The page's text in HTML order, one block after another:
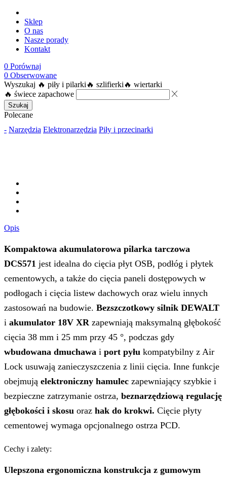
Sklep
O nas
Nasze porady
Kontakt
0 Porównaj
0 Obserwowane
Wyszukaj 🔥 piły i pilarki 🔥 szlifierki 🔥 wiertarki
🔥 świece zapachowe
Szukaj
Polecane
- Narzędzia Elektronarzędzia Piły i przecinarki
Opis
Kompaktowa akumulatorowa pilarka tarczowa
DCS571 jest idealna do cięcia płyt OSB, podłóg i płytek
cementowych, a także do cięcia paneli dostępowych w
podłogach i cięcia listew dachowych oraz wielu innych
zastosowań na budowie. Bezszczotkowy silnik DEWALT
i akumulator 18V XRzapewniają maksymalną głębokość
cięcia 38 mm i 25 mm przy 45 °, podczas gdy
wbudowana dmuchawa i port pyłu kompatybilny z Air
Lock usuwają zanieczyszczenia z linii cięcia. Inne funkcje
obejmują elektroniczny hamulec zapewniający szybkie i
bezpieczne zatrzymanie ostrza, beznarzędziową regulację
głębokości i skosu oraz hak do krokwi. Cięcie płyty
cementowej wymaga opcjonalnego ostrza PCD.
Cechy i zalety:
Ulepszona ergonomiczna konstrukcja z gumowym